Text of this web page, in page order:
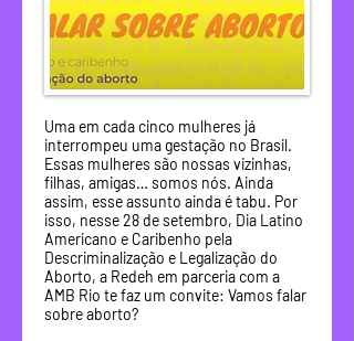
Uma em cada cinco mulheres já
interrompeu uma gestação no Brasil.
Essas mulheres são nossas vizinhas,
filhas, amigas… somos nós. Ainda
assim, esse assunto ainda é tabu. Por
isso, nesse 28 de setembro, Dia Latino
Americano e Caribenho pela
Descriminalização e Legalização do
Aborto, a Redeh em parceria com a
AMB Rio te faz um convite: Vamos falar
sobre aborto?